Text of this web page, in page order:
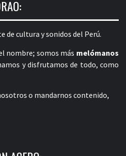
de cultura y sonidos del Perú.
nombre; somos más melómanos
y disfrutamos de todo, como
o mandarnos contenido,